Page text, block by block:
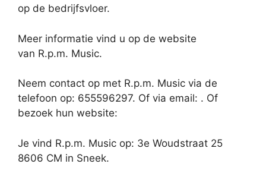
op de bedrijfsvloer.
Meer informatie vind u op de website
van R.p.m. Music.
Neem contact op met R.p.m. Music via de
telefoon op: 655596297. Of via email: . Of
bezoek hun website:
Je vind R.p.m. Music op: 3e Woudstraat 25
8606 CM in Sneek.